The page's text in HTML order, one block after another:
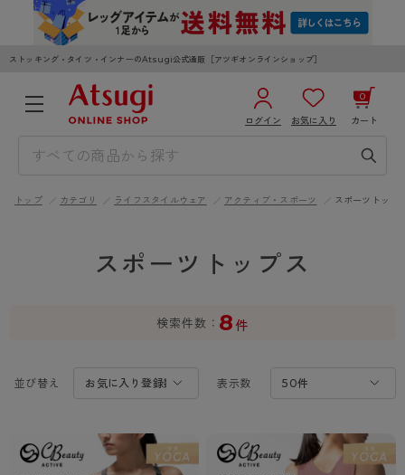
ストッキング・タイツ・インナーのAtsugi公式通販［アツギオンラインショップ］
ログイン お気に入り カート
0
3,980円以上のご購入で送料無料
レッグウェア
レッグウエア
レッグウエア
トップ カテゴリ ライフスタイルウェア アクティブ・スポーツ スポーツトップ
スポーツトップス
検索件数 8 件
並び替え 表示数